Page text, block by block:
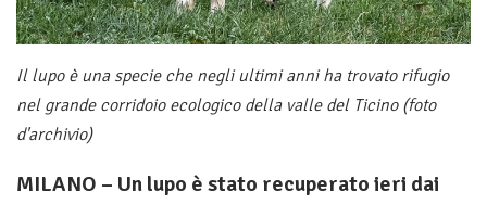
Il lupo è una specie che negli ultimi anni ha trovato rifugio
nel grande corridoio ecologico della valle del Ticino (foto
d'archivio)
MILANO – Un lupo è stato recuperato ieri dai